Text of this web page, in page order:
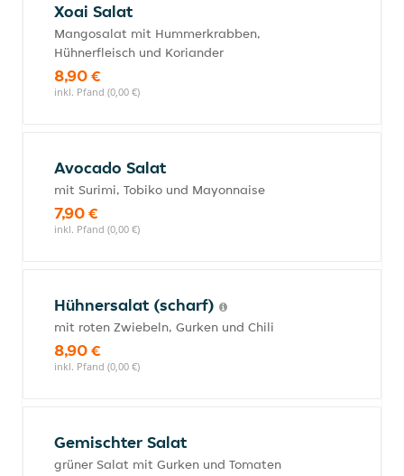
Xoai Salat
Mangosalat mit Hummerkrabben,
Hühnerfleisch und Koriander
8,90 €
inkl. Pfand (0,00 €)
Avocado Salat
mit Surimi, Tobiko und Mayonnaise
7,90 €
inkl. Pfand (0,00 €)
Hühnersalat (scharf)
mit roten Zwiebeln, Gurken und Chili
8,90 €
inkl. Pfand (0,00 €)
Gemischter Salat
grüner Salat mit Gurken und Tomaten